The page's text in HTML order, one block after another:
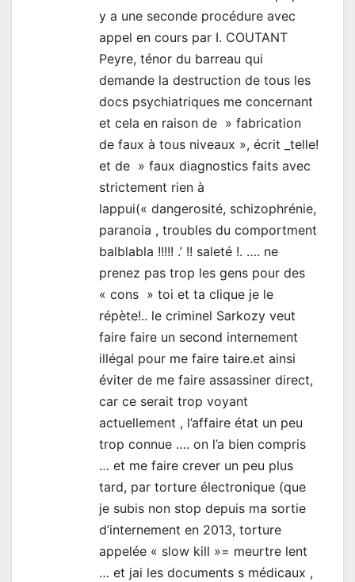
y a une seconde procédure avec
appel en cours par I. COUTANT
Peyre, ténor du barreau qui
demande la destruction de tous les
docs psychiatriques me concernant
et cela en raison de » fabrication
de faux à tous niveaux », écrit _telle!
et de » faux diagnostics faits avec
strictement rien à
lappui(« dangerosité, schizophrénie,
paranoia , troubles du comportment
balblabla !!!!! .’ !! saleté !. …. ne
prenez pas trop les gens pour des
« cons » toi et ta clique je le
répète!.. le criminel Sarkozy veut
faire faire un second internement
illégal pour me faire taire.et ainsi
éviter de me faire assassiner direct,
car ce serait trop voyant
actuellement , l’affaire état un peu
trop connue …. on l’a bien compris
… et me faire crever un peu plus
tard, par torture électronique (que
je subis non stop depuis ma sortie
d’internement en 2013, torture
appelée « slow kill »= meurtre lent
… et jai les documents s médicaux ,